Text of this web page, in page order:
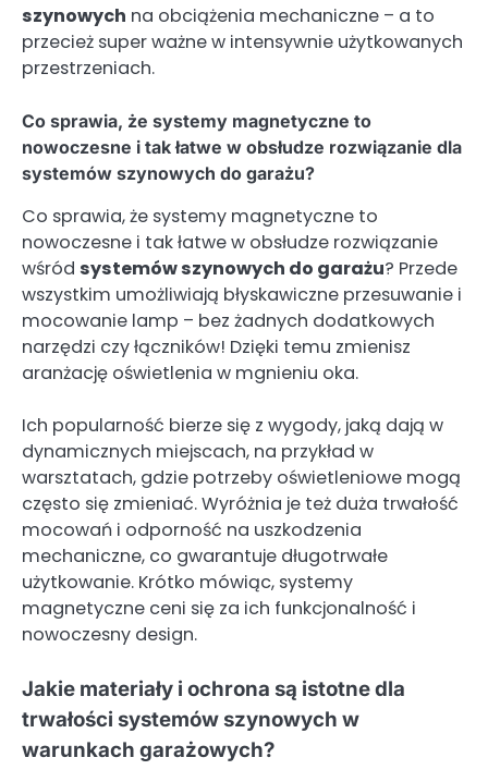
szynowych na obciążenia mechaniczne – a to
przecież super ważne w intensywnie użytkowanych
przestrzeniach.
Co sprawia, że systemy magnetyczne to
nowoczesne i tak łatwe w obsłudze rozwiązanie dla
systemów szynowych do garażu?
Co sprawia, że systemy magnetyczne to
nowoczesne i tak łatwe w obsłudze rozwiązanie
wśród systemów szynowych do garażu? Przede
wszystkim umożliwiają błyskawiczne przesuwanie i
mocowanie lamp – bez żadnych dodatkowych
narzędzi czy łączników! Dzięki temu zmienisz
aranżację oświetlenia w mgnieniu oka.
Ich popularność bierze się z wygody, jaką dają w
dynamicznych miejscach, na przykład w
warsztatach, gdzie potrzeby oświetleniowe mogą
często się zmieniać. Wyróżnia je też duża trwałość
mocowań i odporność na uszkodzenia
mechaniczne, co gwarantuje długotrwałe
użytkowanie. Krótko mówiąc, systemy
magnetyczne ceni się za ich funkcjonalność i
nowoczesny design.
Jakie materiały i ochrona są istotne dla
trwałości systemów szynowych w
warunkach garażowych?